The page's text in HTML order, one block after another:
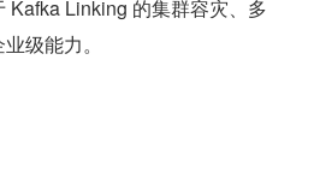
Kafka Linking 的集群容灾、多
级能力。